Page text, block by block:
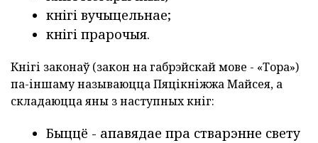
кнігі вучыцельнае;
кнігі прарочыя.
Кнігі законаў (закон на габрэйскай мове - «Тора»)
па-іншаму называюцца Пяцікніжжа Майсея, а
складаюцца яны з наступных кніг:
Быццё - апавядае пра стварэнне свету